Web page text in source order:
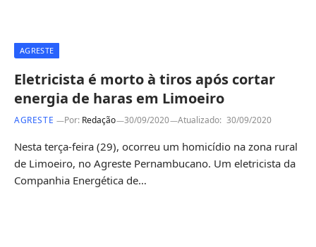
AGRESTE
Eletricista é morto à tiros após cortar
energia de haras em Limoeiro
AGRESTE Por: Redação 30/09/2020 Atualizado: 30/09/2020
Nesta terça-feira (29), ocorreu um homicídio na zona rural
de Limoeiro, no Agreste Pernambucano. Um eletricista da
Companhia Energética de…